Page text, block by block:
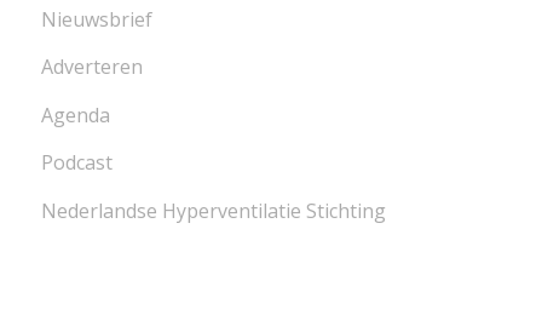
Nieuwsbrief
Adverteren
Agenda
Podcast
Nederlandse Hyperventilatie Stichting